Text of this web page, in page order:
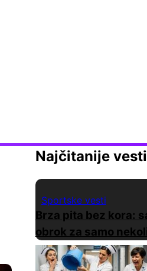
Najčitanije vesti
Sportske vesti
Brza pita bez kora:
obrok za samo